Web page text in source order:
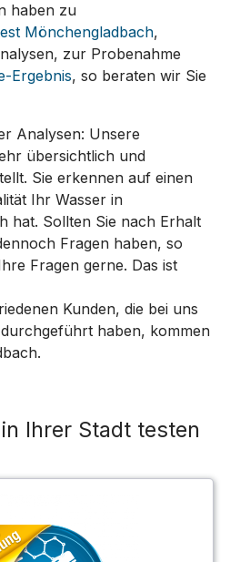
haben zu
Mönchengladbach,
zur Probenahme
Ergebnis, so beraten wir Sie
Analysen: Unsere
übersichtlich und
Sie erkennen auf einen
Ihr Wasser in
hat. Sollten Sie nach Erhalt
Fragen haben, so
Fragen gerne. Das ist
Kunden, die bei uns
haben, kommen
Ihrer Stadt testen